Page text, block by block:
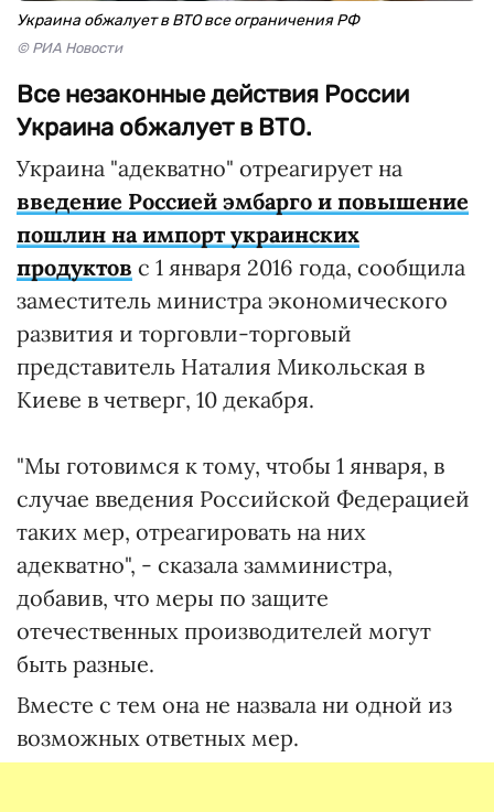
Украина обжалует в ВТО все ограничения РФ
© РИА Новости
Все незаконные действия России
Украина обжалует в ВТО.
Украина "адекватно" отреагирует на
введение Россией эмбарго и повышение
пошлин на импорт украинских
продуктов с 1 января 2016 года, сообщила
заместитель министра экономического
развития и торговли-торговый
представитель Наталия Микольская в
Киеве в четверг, 10 декабря.
"Мы готовимся к тому, чтобы 1 января, в
случае введения Российской Федерацией
таких мер, отреагировать на них
адекватно", - сказала замминистра,
добавив, что меры по защите
отечественных производителей могут
быть разные.
Вместе с тем она не назвала ни одной из
возможных ответных мер.